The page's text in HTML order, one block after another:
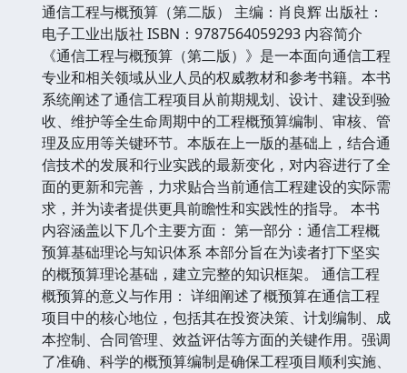
通信工程与概预算（第二版） 主编：肖良辉 出版社：
电子工业出版社 ISBN：9787564059293 内容简介
《通信工程与概预算（第二版）》是一本面向通信工程
专业和相关领域从业人员的权威教材和参考书籍。本书
系统阐述了通信工程项目从前期规划、设计、建设到验
收、维护等全生命周期中的工程概预算编制、审核、管
理及应用等关键环节。本版在上一版的基础上，结合通
信技术的发展和行业实践的最新变化，对内容进行了全
面的更新和完善，力求贴合当前通信工程建设的实际需
求，并为读者提供更具前瞻性和实践性的指导。 本书
内容涵盖以下几个主要方面： 第一部分：通信工程概
预算基础理论与知识体系 本部分旨在为读者打下坚实
的概预算理论基础，建立完整的知识框架。 通信工程
概预算的意义与作用： 详细阐述了概预算在通信工程
项目中的核心地位，包括其在投资决策、计划编制、成
本控制、合同管理、效益评估等方面的关键作用。强调
了准确、科学的概预算编制是确保工程项目顺利实施、